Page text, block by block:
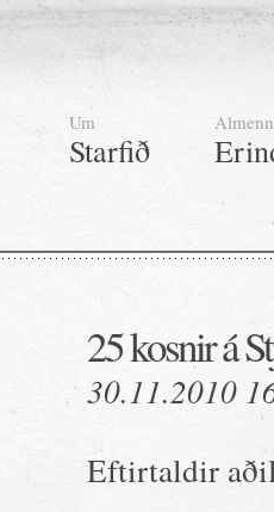
Um
Starfið
Almenn
25 kosnir á
30.11.2010
Eftirtaldir